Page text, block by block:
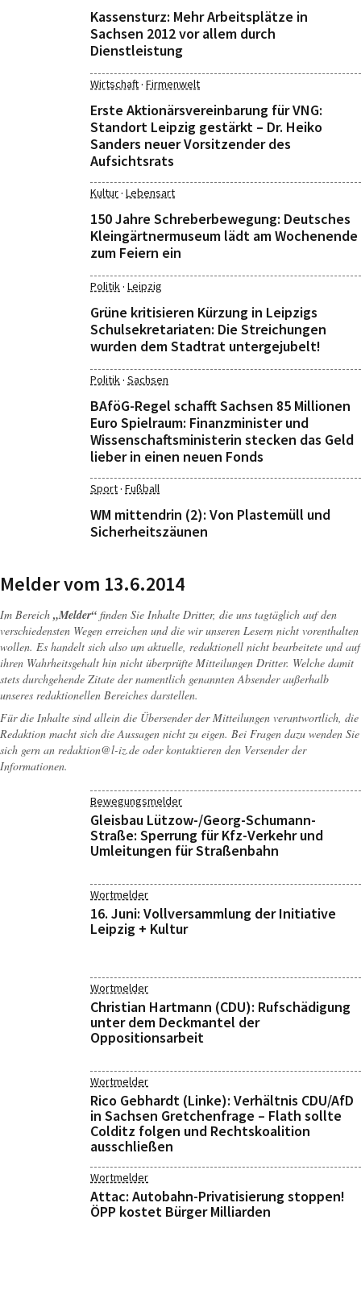
Kassensturz: Mehr Arbeitsplätze in
Sachsen 2012 vor allem durch
Dienstleistung
Wirtschaft· Firmenwelt
Erste Aktionärsvereinbarung für VNG:
Standort Leipzig gestärkt – Dr. Heiko
Sanders neuer Vorsitzender des
Aufsichtsrats
Kultur· Lebensart
150 Jahre Schreberbewegung: Deutsches
Kleingärtnermuseum lädt am Wochenende
zum Feiern ein
Politik· Leipzig
Grüne kritisieren Kürzung in Leipzigs
Schulsekretariaten: Die Streichungen
wurden dem Stadtrat untergejubelt!
Politik· Sachsen
BAföG-Regel schafft Sachsen 85 Millionen
Euro Spielraum: Finanzminister und
Wissenschaftsministerin stecken das Geld
lieber in einen neuen Fonds
Sport· Fußball
WM mittendrin (2): Von Plastemüll und
Sicherheitszäunen
Melder vom 13.6.2014
Im Bereich „Melder“ finden Sie Inhalte Dritter, die uns tagtäglich auf den
verschiedensten Wegen erreichen und die wir unseren Lesern nicht vorenthalten
wollen. Es handelt sich also um aktuelle, redaktionell nicht bearbeitete und auf
ihren Wahrheitsgehalt hin nicht überprüfte Mitteilungen Dritter. Welche damit
stets durchgehende Zitate der namentlich genannten Absender außerhalb
unseres redaktionellen Bereiches darstellen.
Für die Inhalte sind allein die Übersender der Mitteilungen verantwortlich, die
Redaktion macht sich die Aussagen nicht zu eigen. Bei Fragen dazu wenden Sie
sich gern an redaktion@l-iz.de oder kontaktieren den Versender der
Informationen.
Bewegungsmelder
Gleisbau Lützow-/Georg-Schumann-
Straße: Sperrung für Kfz-Verkehr und
Umleitungen für Straßenbahn
Wortmelder
16. Juni: Vollversammlung der Initiative
Leipzig + Kultur
Wortmelder
Christian Hartmann (CDU): Rufschädigung
unter dem Deckmantel der
Oppositionsarbeit
Wortmelder
Rico Gebhardt (Linke): Verhältnis CDU/AfD
in Sachsen Gretchenfrage – Flath sollte
Colditz folgen und Rechtskoalition
ausschließen
Wortmelder
Attac: Autobahn-Privatisierung stoppen!
ÖPP kostet Bürger Milliarden